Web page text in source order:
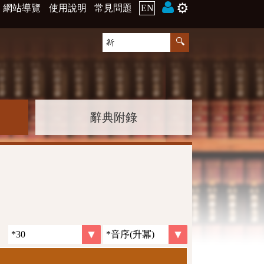
網站導覽 使用說明 常見問題 EN ⚙️
辭典附錄